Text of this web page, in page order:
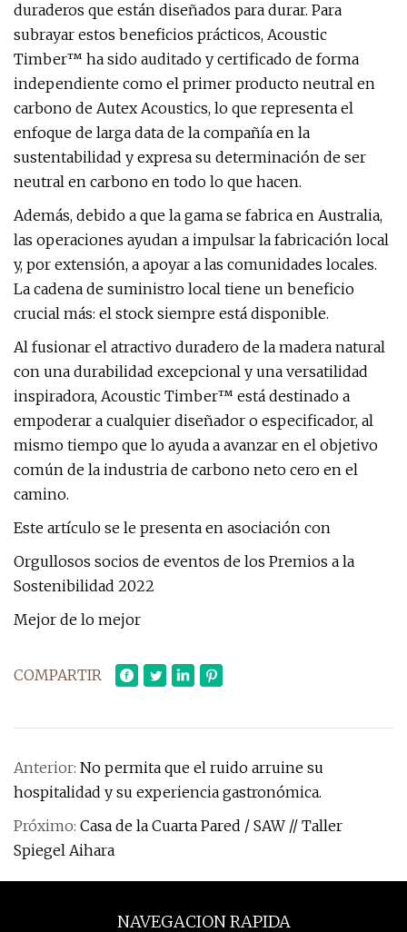
duraderos que están diseñados para durar. Para
subrayar estos beneficios prácticos, Acoustic
Timber™ ha sido auditado y certificado de forma
independiente como el primer producto neutral en
carbono de Autex Acoustics, lo que representa el
enfoque de larga data de la compañía en la
sustentabilidad y expresa su determinación de ser
neutral en carbono en todo lo que hacen.
Además, debido a que la gama se fabrica en Australia,
las operaciones ayudan a impulsar la fabricación local
y, por extensión, a apoyar a las comunidades locales.
La cadena de suministro local tiene un beneficio
crucial más: el stock siempre está disponible.
Al fusionar el atractivo duradero de la madera natural
con una durabilidad excepcional y una versatilidad
inspiradora, Acoustic Timber™ está destinado a
empoderar a cualquier diseñador o especificador, al
mismo tiempo que lo ayuda a avanzar en el objetivo
común de la industria de carbono neto cero en el
camino.
Este artículo se le presenta en asociación con
Orgullosos socios de eventos de los Premios a la
Sostenibilidad 2022
Mejor de lo mejor
COMPARTIR
Anterior: No permita que el ruido arruine su
hospitalidad y su experiencia gastronómica.
Próximo: Casa de la Cuarta Pared / SAW // Taller
Spiegel Aihara
NAVEGACION RAPIDA